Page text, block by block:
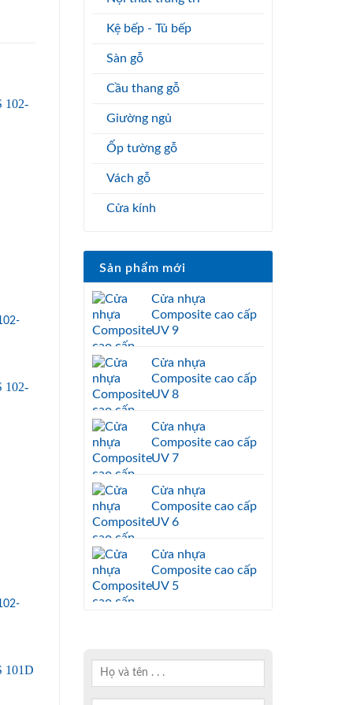
Kệ bếp - Tủ bếp
Sàn gỗ
Cầu thang gỗ
Giường ngủ
Ốp tường gỗ
Vách gỗ
Cửa kính
Sản phẩm mới
Cửa nhựa
Composite cao cấp
UV 9
Cửa nhựa
Composite cao cấp
UV 8
Cửa nhựa
Composite cao cấp
UV 7
Cửa nhựa
Composite cao cấp
UV 6
Cửa nhựa
Composite cao cấp
UV 5